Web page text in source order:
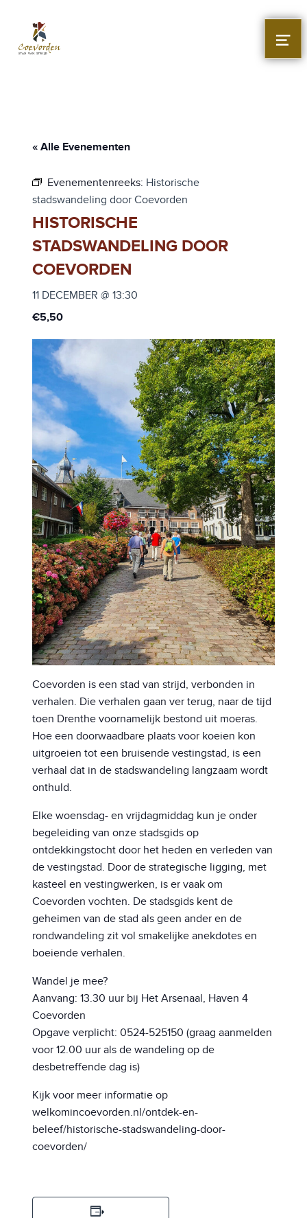
Stad Coevorden
STAD VAN STRIJD
« Alle Evenementen
Evenementenreeks: Historische
stadswandeling door Coevorden
HISTORISCHE
STADSWANDELING DOOR
COEVORDEN
11 DECEMBER @ 13:30
€5,50
Coevorden is een stad van strijd, verbonden in
verhalen. Die verhalen gaan ver terug, naar de tijd
toen Drenthe voornamelijk bestond uit moeras.
Hoe een doorwaadbare plaats voor koeien kon
uitgroeien tot een bruisende vestingstad, is een
verhaal dat in de stadswandeling langzaam wordt
onthuld.
Elke woensdag- en vrijdagmiddag kun je onder
begeleiding van onze stadsgids op
ontdekkingstocht door het heden en verleden van
de vestingstad. Door de strategische ligging, met
kasteel en vestingwerken, is er vaak om
Coevorden vochten. De stadsgids kent de
geheimen van de stad als geen ander en de
rondwandeling zit vol smakelijke anekdotes en
boeiende verhalen.
Wandel je mee?
Aanvang: 13.30 uur bij Het Arsenaal, Haven 4
Coevorden
Opgave verplicht: 0524-525150 (graag aanmelden
voor 12.00 uur als de wandeling op de
desbetreffende dag is)
Kijk voor meer informatie op
welkomincoevorden.nl/ontdek-en-
beleef/historische-stadswandeling-door-
coevorden/